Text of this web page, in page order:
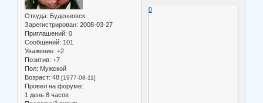
Откуда: Буденновск
Зарегистрирован: 2008-03-27
Приглашений: 0
Сообщений: 101
Уважение: +2
Позитив: +7
Пол: Мужской
Возраст: 48 [1977-08-11]
Провел на форуме:
1 день 8 часов
0